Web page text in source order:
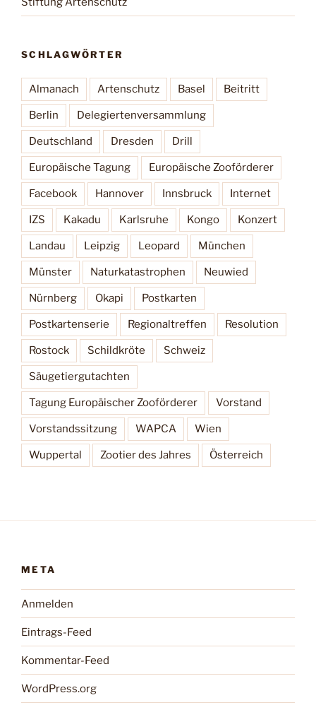
SCHLAGWÖRTER
Almanach Artenschutz Basel Beitritt
Berlin Delegiertenversammlung
Deutschland Dresden Drill
Europäische Tagung Europäische Zooförderer
Facebook Hannover Innsbruck Internet
IZS Kakadu Karlsruhe Kongo Konzert
Landau Leipzig Leopard München
Münster Naturkatastrophen Neuwied
Nürnberg Okapi Postkarten
Postkartenserie Regionaltreffen Resolution
Rostock Schildkröte Schweiz
Säugetiergutachten
Tagung Europäischer Zooförderer Vorstand
Vorstandssitzung WAPCA Wien
Wuppertal Zootier des Jahres Österreich
META
Anmelden
Eintrags-Feed
Kommentar-Feed
WordPress.org